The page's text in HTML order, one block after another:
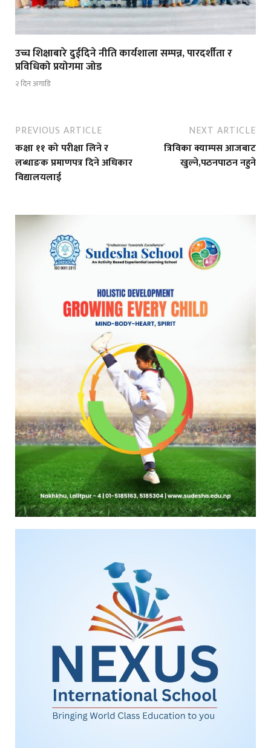
उच्च शिक्षाबारे दुईदिने नीति कार्यशाला सम्पन्न, पारदर्शीता र
प्रविधिको प्रयोगमा जोड
२ दिन अगाडि
PREVIOUS ARTICLE
कक्षा ११ को परीक्षा लिने र
लब्धाङक प्रमाणपत्र दिने अधिकार
विद्यालयलाई
NEXT ARTICLE
त्रिविका क्याम्पस आजबाट
खुल्ने,पठनपाठन नहुने